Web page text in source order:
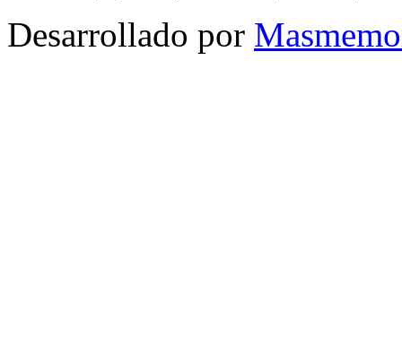
Desarrollado por